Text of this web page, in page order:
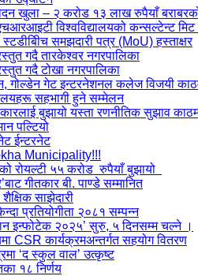
– २ करोड १३ लाख रुपैयाँ बराबरको
विश्वविद्यालयको कन्सल्टेन्ट मिट
समझदारी पत्र (MoU) हस्ताक्षर
गदै तारकेश्वर नगरपालिका
गदै टोखा नगरपालिका
गोल्डेन गेट इन्टरनेशनल कलेज विजयी
सहभागी हुने सम्मेलन
बुझायो यस्ता रणनीतिक सुझाव
पल्टियो
ईन्टरनेट
Municipality!!!
रोयल्टी ५५ करोड रुपैयाँ बुझायो
गीतकार बी. पाण्डे सम्मानित
साझेदारी
प्रतियोगीता २०८१ सम्पन्न
इन्फोटेक २०२५’ सुरु, ५ दिनसम्म चल्ने ।
CSR कार्यक्रमअन्तर्गत सहयोग वितरण
‘द स्कुल वाल’ उत्कृष्ट
१८ निर्णय